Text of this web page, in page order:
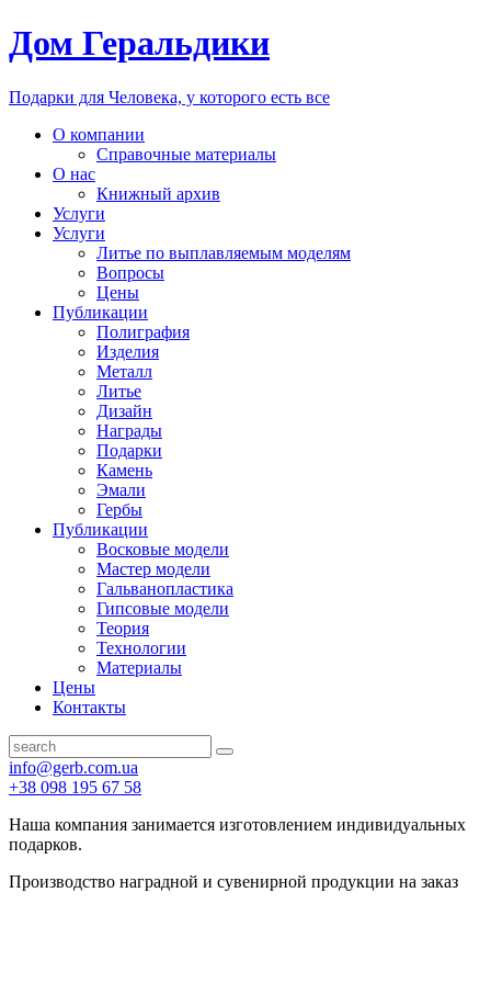
Дом Геральдики
Подарки для Человека, у которого есть все
О компании
Справочные материалы
О нас
Книжный архив
Услуги
Услуги
Литье по выплавляемым моделям
Вопросы
Цены
Публикации
Полиграфия
Изделия
Металл
Литье
Дизайн
Награды
Подарки
Камень
Эмали
Гербы
Публикации
Восковые модели
Мастер модели
Гальванопластика
Гипсовые модели
Теория
Технологии
Материалы
Цены
Контакты
info@gerb.com.ua
+38 098 195 67 58
Наша компания занимается изготовлением индивидуальных
подарков.
Производство наградной и сувенирной продукции на заказ